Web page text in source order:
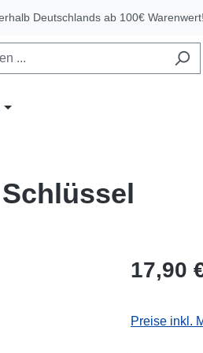
Deutschlands ab 100€ Warenwert!
Regulärer
17,90
Preise inkl.